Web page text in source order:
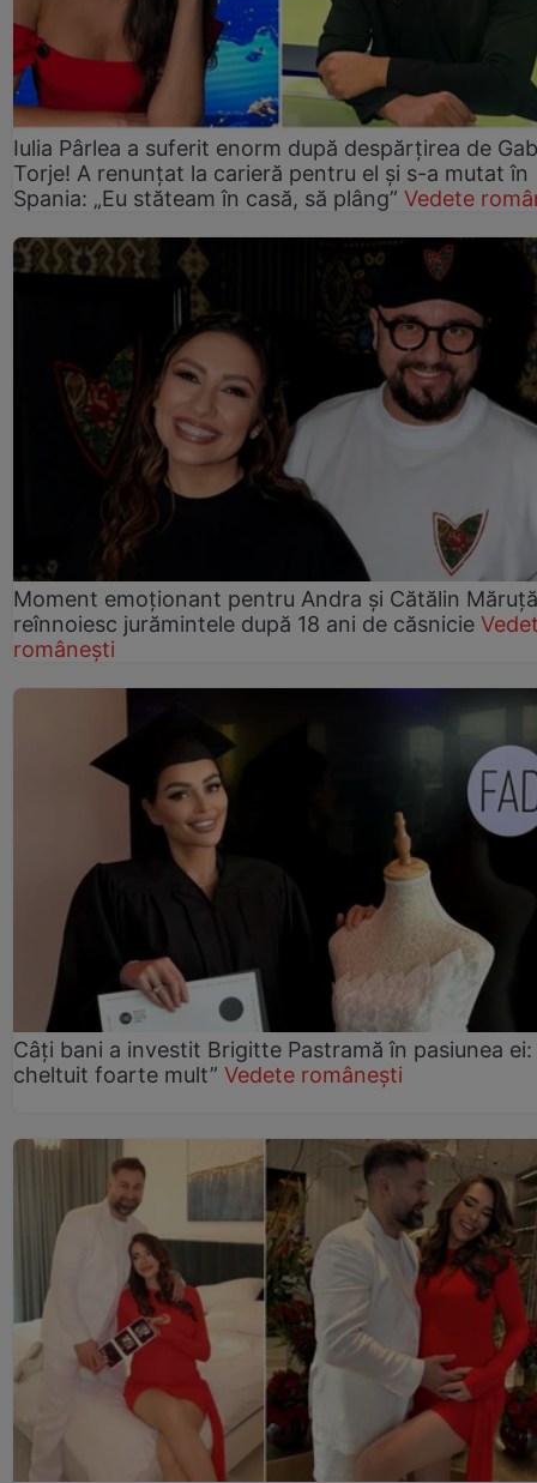
Iulia Pârlea a suferit enorm după despărțirea de
Torje! A renunțat la carieră pentru el și s-a mutat în
Spania: „Eu stăteam în casă, să plâng” Vedete
Moment emoționant pentru Andra și Cătălin
reînnoiesc jurămintele după 18 ani de căsnicie
românești
Câți bani a investit Brigitte Pastramă în pasiunea ei:
cheltuit foarte mult” Vedete românești